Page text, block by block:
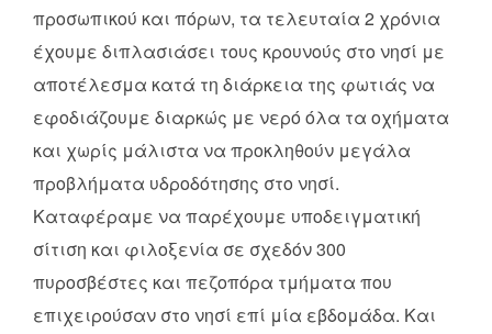
προσωπικού και πόρων, τα τελευταία 2 χρόνια
έχουμε διπλασιάσει τους κρουνούς στο νησί με
αποτέλεσμα κατά τη διάρκεια της φωτιάς να
εφοδιάζουμε διαρκώς με νερό όλα τα οχήματα
και χωρίς μάλιστα να προκληθούν μεγάλα
προβλήματα υδροδότησης στο νησί.
Καταφέραμε να παρέχουμε υποδειγματική
σίτιση και φιλοξενία σε σχεδόν 300
πυροσβέστες και πεζοπόρα τμήματα που
επιχειρούσαν στο νησί επί μία εβδομάδα. Και